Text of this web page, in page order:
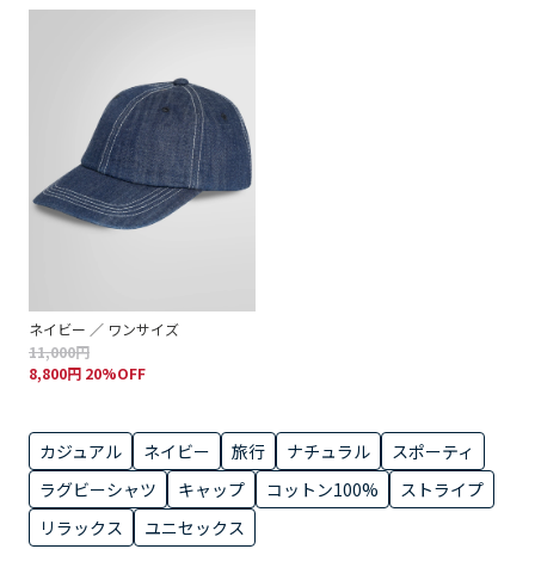
ネイビー ／ ワンサイズ
11,000円
8,800円 20%OFF
カジュアル ネイビー 旅行 ナチュラル
スポーティ
ラグビーシャツ
キャップ コットン100%
ストライプ
リラックス
ユニセックス